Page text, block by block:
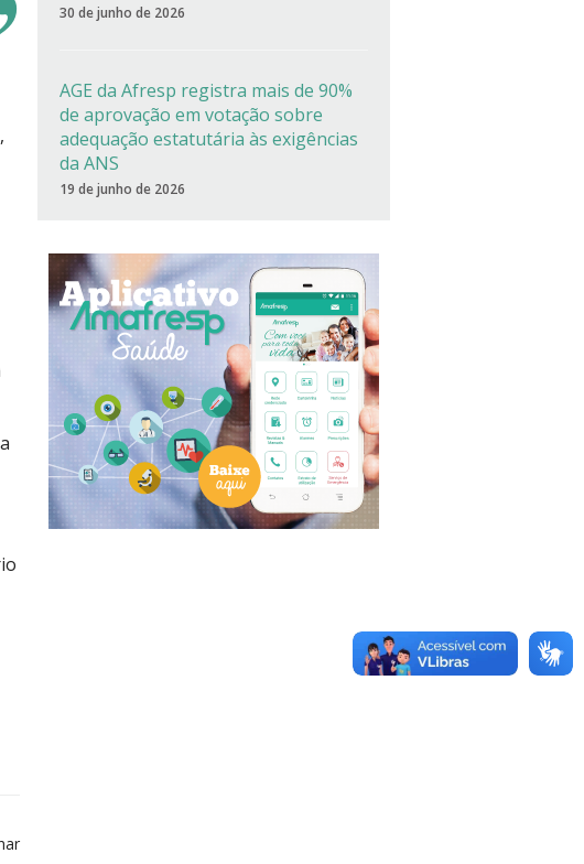
30 de junho de 2026
AGE da Afresp registra mais de 90%
de aprovação em votação sobre
adequação estatutária às exigências
da ANS
19 de junho de 2026